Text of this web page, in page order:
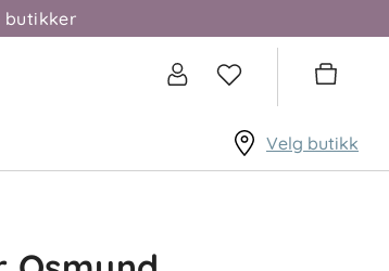
butikker
Velg butikk